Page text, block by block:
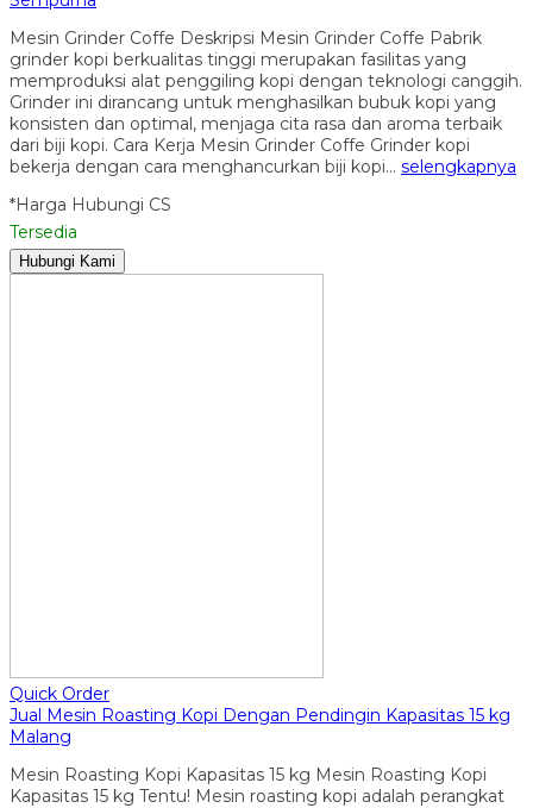
Mesin Grinder Coffe Deskripsi Mesin Grinder Coffe Pabrik
grinder kopi berkualitas tinggi merupakan fasilitas yang
memproduksi alat penggiling kopi dengan teknologi canggih.
Grinder ini dirancang untuk menghasilkan bubuk kopi yang
konsisten dan optimal, menjaga cita rasa dan aroma terbaik
dari biji kopi. Cara Kerja Mesin Grinder Coffe Grinder kopi
bekerja dengan cara menghancurkan biji kopi… selengkapnya
*Harga Hubungi CS
Tersedia
Hubungi Kami
Quick Order
Jual Mesin Roasting Kopi Dengan Pendingin Kapasitas 15 kg
Malang
Mesin Roasting Kopi Kapasitas 15 kg Mesin Roasting Kopi
Kapasitas 15 kg Tentu! Mesin roasting kopi adalah perangkat